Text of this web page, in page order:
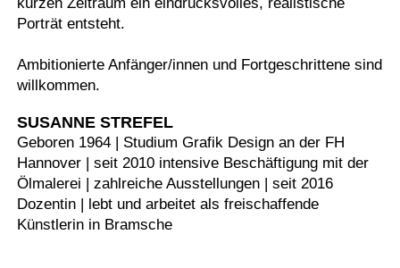
Porträt entsteht.
Ambitionierte Anfänger/innen und Fortgeschrittene sind
willkommen.
SUSANNE STREFEL
Geboren 1964 | Studium Grafik Design an der FH
Hannover | seit 2010 intensive Beschäftigung mit der
Ölmalerei | zahlreiche Ausstellungen | seit 2016
Dozentin | lebt und arbeitet als freischaffende
Künstlerin in Bramsche